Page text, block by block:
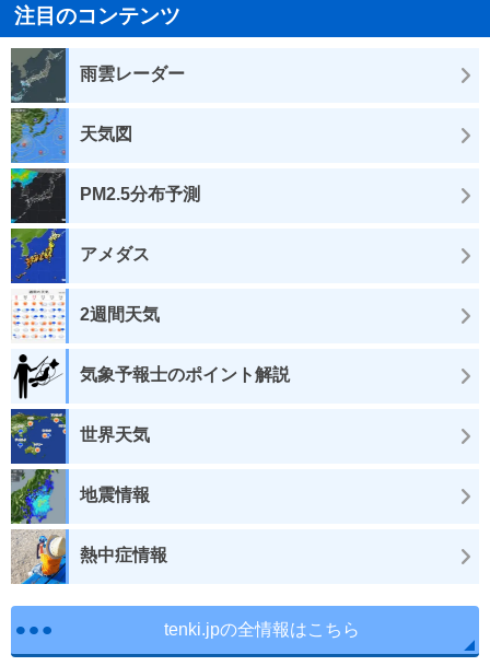
注目のコンテンツ
雨雲レーダー
天気図
PM2.5分布予測
アメダス
2週間天気
気象予報士のポイント解説
世界天気
地震情報
熱中症情報
tenki.jpの全情報はこちら